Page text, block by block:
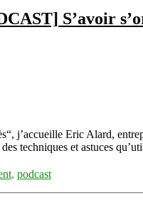
S’avoir
j’accueille Eric Alard,
techniques et astuces
, podcast